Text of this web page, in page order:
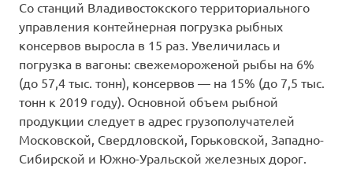
Со станций Владивостокского территориального
управления контейнерная погрузка рыбных
консервов выросла в 15 раз. Увеличилась и
погрузка в вагоны: свежемороженой рыбы на 6%
(до 57,4 тыс. тонн), консервов — на 15% (до 7,5 тыс.
тонн к 2019 году). Основной объем рыбной
продукции следует в адрес грузополучателей
Московской, Свердловской, Горьковской, Западно-
Сибирской и Южно-Уральской железных дорог.